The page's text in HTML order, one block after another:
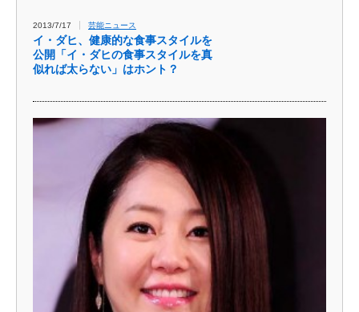
2013/7/17 芸能ニュース
イ・ダヒ、健康的な食事スタイルを
公開「イ・ダヒの食事スタイルを真
似れば太らない」はホント？